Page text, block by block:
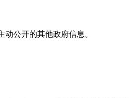
公开的其他政府信息。